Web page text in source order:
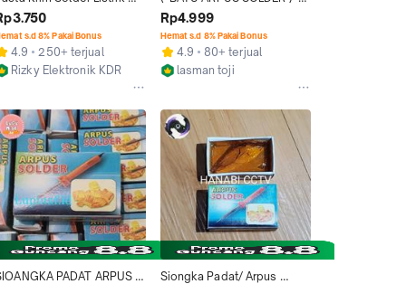
Gondorukem
Kualitas Bagus
s.d 8% Pakai Bonus
4.9
250+ terjual
Rizky Elektronik KDR
HARPUS PATRI IRON
soldering siongkak siongka
batu padat balok
pembersih mata solder
kotak nyolder
Rp4.999
Hemat s.d 8% Pakai Bonus
4.9
80+ terjual
lasman toji
PADAT ARPUS
Siongka Padat/ Arpus